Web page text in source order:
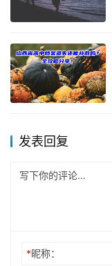
发表回复
*昵称：